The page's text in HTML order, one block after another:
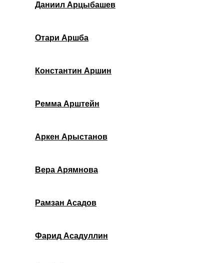
Даниил Арцыбашев
Отари Аршба
Константин Аршин
Ремма Арштейн
Аркен Арыстанов
Вера Арямнова
Рамзан Асадов
Фарид Асадуллин